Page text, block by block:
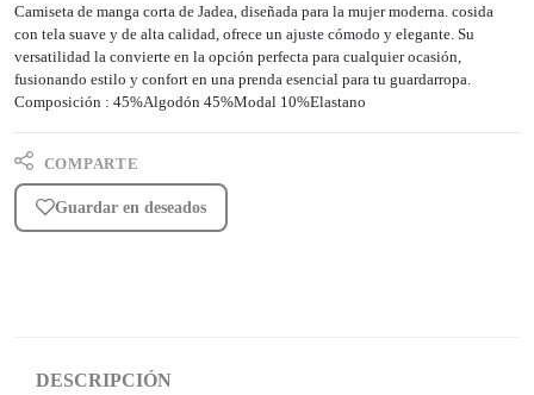
Camiseta de manga corta de Jadea, diseñada para la mujer moderna. cosida
con tela suave y de alta calidad, ofrece un ajuste cómodo y elegante. Su
versatilidad la convierte en la opción perfecta para cualquier ocasión,
fusionando estilo y confort en una prenda esencial para tu guardarropa.
Composición : 45%Algodón 45%Modal 10%Elastano
COMPARTE
Guardar en deseados
DESCRIPCIÓN